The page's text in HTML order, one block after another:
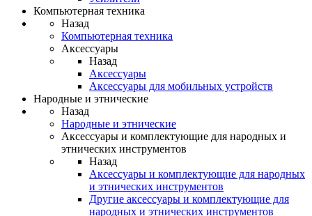
Компьютерная техника
Назад
Компьютерная техника
Аксессуары
Назад
Аксессуары
Аксессуары для мобильных устройств
Народные и этнические
Назад
Народные и этнические
Аксессуары и комплектующие для народных и
этнических инструментов
Назад
Аксессуары и комплектующие для народных
и этнических инструментов
Другие аксессуары и комплектующие для
народных и этнических инструментов